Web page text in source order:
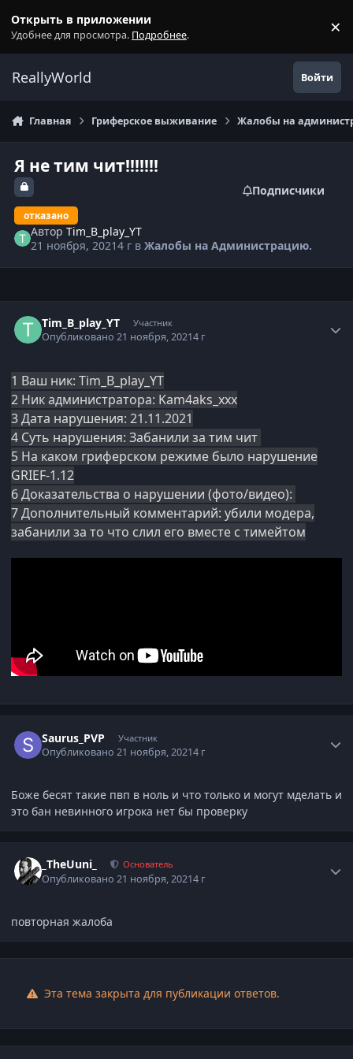
Открыть в приложении
Удобнее для просмотра. Подробнее. ×
ReallyWorld Войти
Главная Гриферское выживание Жалобы на
Я не тим чит!!!!!!!
отказано
Подписчики
АвторTim_B_play_YT
21 ноября, 20214 г вЖалобы на Администрацию.
Tim_B_play_YT Участник
Опубликовано21 ноября, 20214 г
1 Ваш ник: Tim_B_play_YT
2 Ник администратора: Kam4aks_xxx
3 Дата нарушения: 21.11.2021
4 Суть нарушения: Забанили за тим чит
5 На каком гриферском режиме было нарушение
GRIEF-1.12
6 Доказательства о нарушении (фото/видео):
7 Дополнительный комментарий: убили модера,
забанили за то что слил его вместе с тимейтом
Saurus_PVP Участник
Опубликовано21 ноября, 20214 г
Боже бесят такие пвп в ноль и что только и могут мделать и
это бан невинного игрока нет бы проверку
_TheUuni_ Основатель
Опубликовано21 ноября, 20214 г
повторная жалоба
Эта тема закрыта для публикации ответов.